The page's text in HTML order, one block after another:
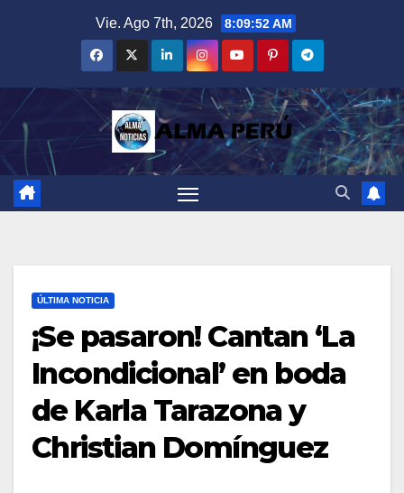
Vie. Ago 7th, 2026 8:09:53 AM
ÚLTIMA NOTICIA
¡Se pasaron! Cantan ‘La
Incondicional’ en boda
de Karla Tarazona y
Christian Domínguez